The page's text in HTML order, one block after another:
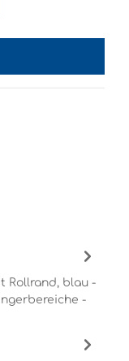
Rollrand, blau -
-